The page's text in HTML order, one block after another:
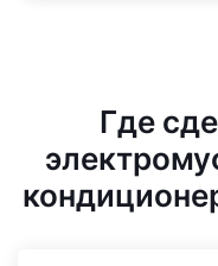
Где